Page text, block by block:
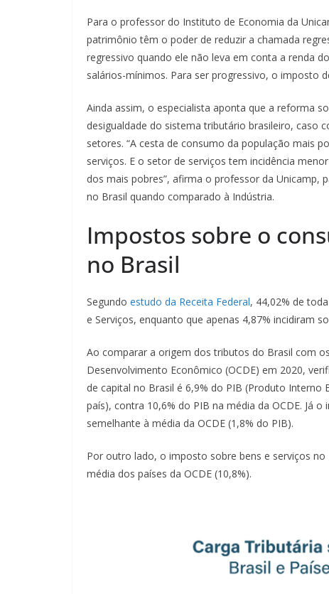
Para o professor do Instituto de Economia da
patrimônio têm o poder de reduzir a chamada
regressivo quando ele não leva em conta a renda
salários-mínimos. Para ser progressivo, o imposto
Ainda assim, o especialista aponta que a reforma
desigualdade do sistema tributário brasileiro, caso
setores. “A cesta de consumo da população mais
serviços. E o setor de serviços tem incidência
dos mais pobres”, afirma o professor da Unicamp,
no Brasil quando comparado à Indústria.
Impostos sobre o
no Brasil
Segundo estudo da Receita Federal, 44,02% de
e Serviços, enquanto que apenas 4,87% incidiram
Ao comparar a origem dos tributos do Brasil com
Desenvolvimento Econômico (OCDE) em 2020,
de capital no Brasil é 6,9% do PIB (Produto
país), contra 10,6% do PIB na média da OCDE. Já
semelhante à média da OCDE (1,8% do PIB).
Por outro lado, o imposto sobre bens e serviços
média dos países da OCDE (10,8%).